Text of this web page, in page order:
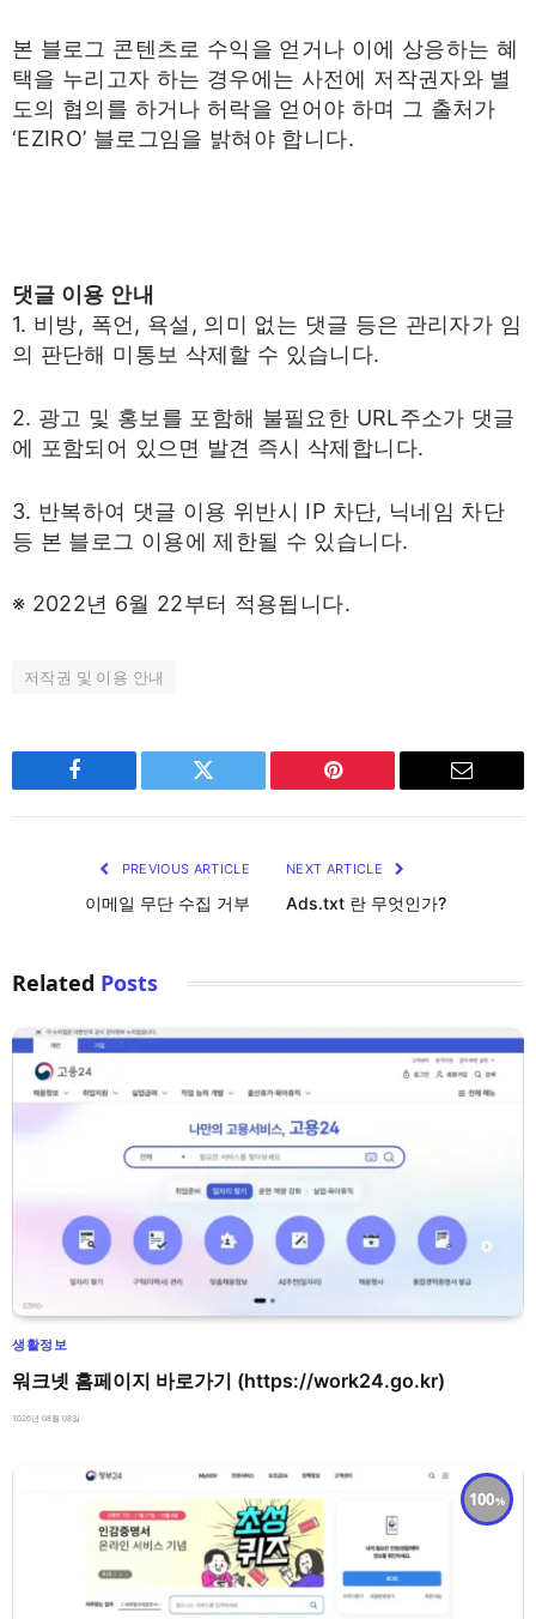
본 블로그 콘텐츠로 수익을 얻거나 이에 상응하는 혜
택을 누리고자 하는 경우에는 사전에 저작권자와 별
도의 협의를 하거나 허락을 얻어야 하며 그 출처가
‘EZIRO’ 블로그임을 밝혀야 합니다.
댓글 이용 안내
1. 비방, 폭언, 욕설, 의미 없는 댓글 등은 관리자가 임
의 판단해 미통보 삭제할 수 있습니다.
2. 광고 및 홍보를 포함해 불필요한 URL주소가 댓글
에 포함되어 있으면 발견 즉시 삭제합니다.
3. 반복하여 댓글 이용 위반시 IP 차단, 닉네임 차단
등 본 블로그 이용에 제한될 수 있습니다.
※ 2022년 6월 22부터 적용됩니다.
저작권 및 이용 안내
Facebook Twitter Pinterest Email
PREVIOUS ARTICLE
이메일 무단 수집 거부
NEXT ARTICLE
Ads.txt 란 무엇인가?
Related Posts
생활정보
워크넷 홈페이지 바로가기 (https://work24.go.kr)
2026년 08월 08일
100